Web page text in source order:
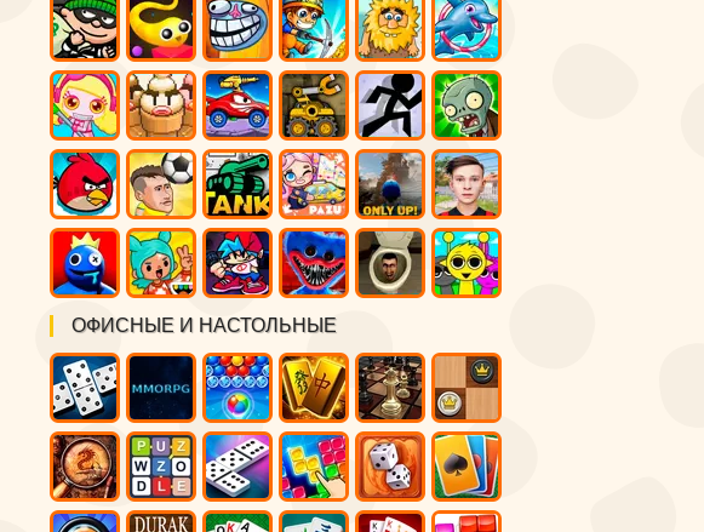
ОФИСНЫЕ И НАСТОЛЬНЫЕ